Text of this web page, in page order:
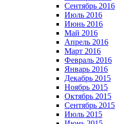
Сентябрь 2016
Июль 2016
Июнь 2016
Май 2016
Апрель 2016
Март 2016
Февраль 2016
Январь 2016
Декабрь 2015
Ноябрь 2015
Октябрь 2015
Сентябрь 2015
Июль 2015